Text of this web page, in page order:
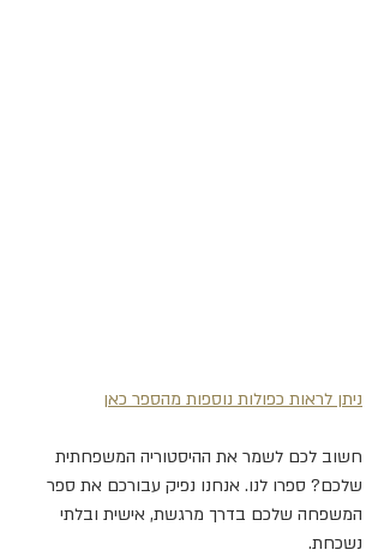
ניתן לראות כפולות נוספות מהספר כאן
חשוב לכם לשמר את ההיסטוריה המשפחתית
שלכם? ספרו לנו. אנחנו נפיק עבורכם את ספר
המשפחה שלכם בדרך מרגשת, אישית ובלתי
נשכחת.